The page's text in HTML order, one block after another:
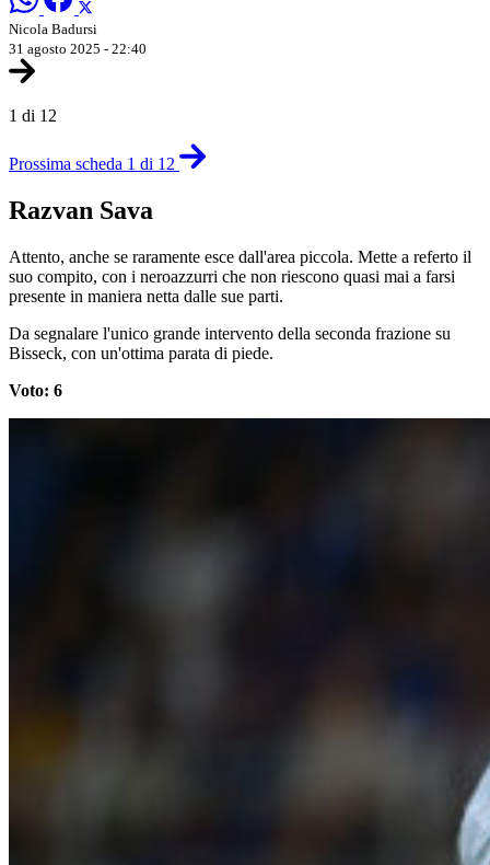
Nicola Badursi
31 agosto 2025 - 22:40
1 di 12
Prossima scheda 1 di 12
Razvan Sava
Attento, anche se raramente esce dall'area piccola. Mette a referto il
suo compito, con i neroazzurri che non riescono quasi mai a farsi
presente in maniera netta dalle sue parti.
Da segnalare l'unico grande intervento della seconda frazione su
Bisseck, con un'ottima parata di piede.
Voto: 6